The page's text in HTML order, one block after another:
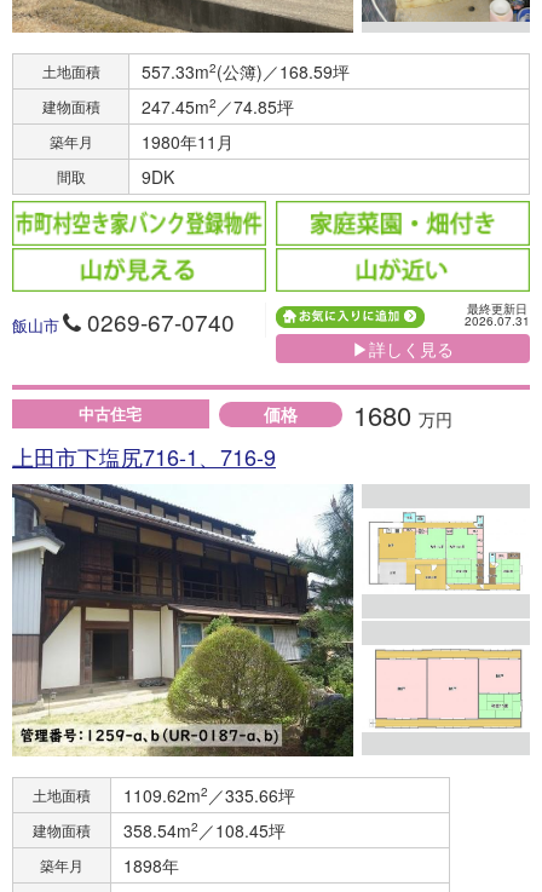
土地面積 557.33m2(公簿)／168.59坪
建物面積 247.45m2 ／74.85坪
築年月 1980年11月
間取 9DK
飯山市 0269-67-0740 最終更新日
2026.07.31
▶詳しく見る
中古住宅 価格 1680 万円
上田市下塩尻716-1、716-9
土地面積 1109.62m2 ／335.66坪
建物面積 358.54m2 ／108.45坪
築年月 1898年